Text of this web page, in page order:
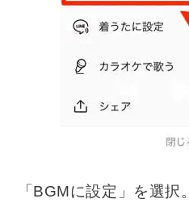
「BGMに設定」を選択。